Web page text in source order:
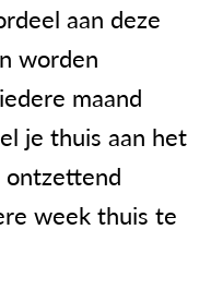
aan deze
worden
maand
je thuis aan het
week thuis te